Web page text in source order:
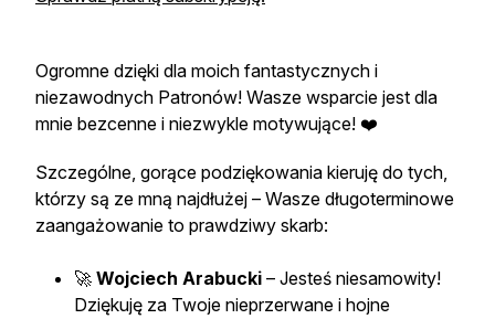
Ogromne dzięki dla moich fantastycznych i
niezawodnych Patronów! Wasze wsparcie jest dla
mnie bezcenne i niezwykle motywujące! ❤️
Szczególne, gorące podziękowania kieruję do tych,
którzy są ze mną najdłużej – Wasze długoterminowe
zaangażowanie to prawdziwy skarb:
🚀 Wojciech Arabucki – Jesteś niesamowity!
Dziękuję za Twoje nieprzerwane i hojne